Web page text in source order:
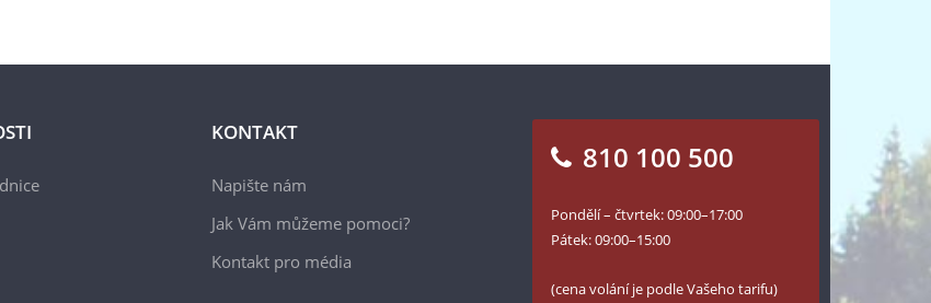
KONTAKT
Napište nám
Jak Vám můžeme pomoci?
Kontakt pro média
810 100 500
Pondělí – čtvrtek: 09:00–17:00
Pátek: 09:00–15:00
(cena volání je podle Vašeho tarifu)